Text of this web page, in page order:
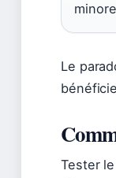
Le
Tester